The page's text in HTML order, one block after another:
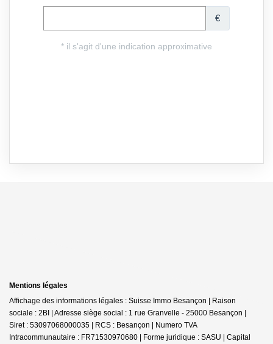
Mentions légales
Affichage des informations légales : Suisse Immo Besançon | Raison
sociale : 2BI | Adresse siège social : 1 rue Granvelle - 25000 Besançon |
Siret : 53097068000035 | RCS : Besançon | Numero TVA
Intracommunautaire : FR71530970680 | Forme juridique : SASU | Capital